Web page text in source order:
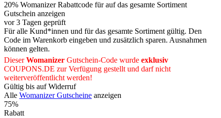
20% Womanizer Rabattcode für auf das gesamte Sortiment
Gutschein anzeigen
vor 3 Tagen geprüft
Für alle Kund*innen und für das gesamte Sortiment gültig. Den
Code im Warenkorb eingeben und zusätzlich sparen. Ausnahmen
können gelten.
DieserWomanizer Gutschein-Code wurde exklusiv
COUPONS.DE zur Verfügung gestellt und darf nicht
weiterveröffentlicht werden!
Gültig bis auf Widerruf
Alle Womanizer Gutscheine anzeigen
75%
Rabatt